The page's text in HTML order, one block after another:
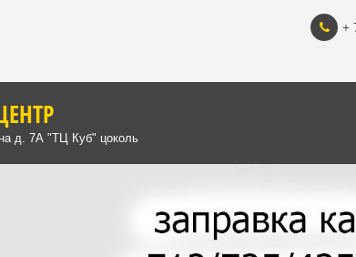
+
д. 7А "ТЦ Куб" цоколь